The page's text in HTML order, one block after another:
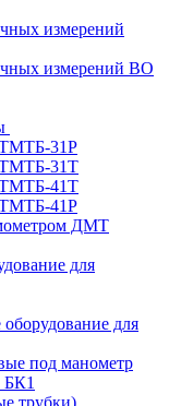
измерений
измерений ВО
ТМТБ-31Р
ТМТБ-31Т
ТМТБ-41Т
ТМТБ-41Р
ДМТ
для
для
под манометр
БК1
трубки)